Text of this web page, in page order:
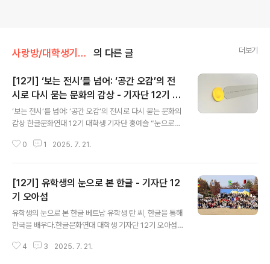
사랑방/대학생기자단 의 다른 글 더보기
[12기] ‘보는 전시’를 넘어: ‘공간 오감’의 전
시로 다시 묻는 문화의 감상 - 기자단 12기 홍
예슬
‘보는 전시’를 넘어: ‘공간 오감’의 전시로 다시 묻는 문화의
감상 한글문화연대 12기 대학생 기자단 홍예슬 “눈으로만
문장은, 관람의 기본이 ‘눈’에 있다고 말하는 듯하다. 하지
었는지, 문득 생각하게 된다. 감상이 눈에만 머물러 있는 지
금의 방식은, 누군가에겐 그 자체로 진입장벽이 되기도 한
다. ▲공간 오감>의 점자 안내판 ⓒ문화체육관광부 점자,
손끝으로 이어진 한글의 정신그런 의미에서, 한글은 단순
훈민정음은 문자 자체를 넘어 ‘접근성’에 대한 선언이었다.
0 1 2025. 7. 21.
[12기] 유학생의 눈으로 본 한글 - 기자단 12
기 오아섬
유학생의 눈으로 본 한글 베트남 유학생 탄 씨, 한글을 통해
한국을 배우다.한글문화연대 대학생 기자단 12기 오아섬
생이며, 이는 10년 전보다 2배 이상 증가한 수치다. 아주대
4 3 2025. 7. 21.